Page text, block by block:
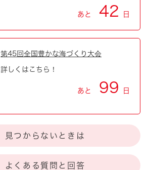
あと 42 日
第45回全国豊かな海づくり大会
詳しくはこちら！
あと 99 日
見つからないときは
よくある質問と回答